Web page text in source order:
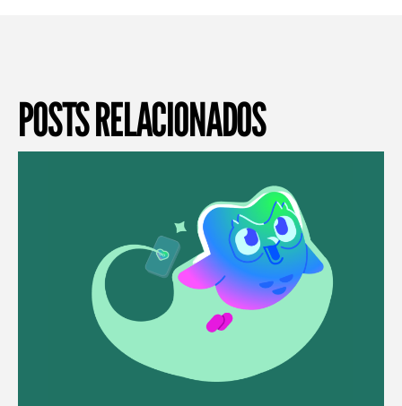
POSTS RELACIONADOS